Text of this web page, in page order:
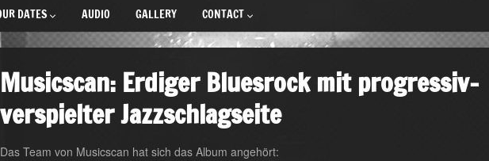
DATES AUDIO GALLERY CONTACT
Musicscan: Erdiger Bluesrock mit progressiv-
verspielter Jazzschlagseite
Das Team von Musicscan hat sich das Album angehört: